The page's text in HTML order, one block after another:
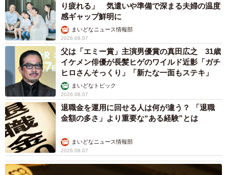
結婚前に確認すべきだった配偶者のお金の使い方。（提供画像）
結婚前に確認すべきだった配偶者のお金の使い方は、「貯
り疲れる」 気遣いや準備で深まる夫婦の温度
感ギャップ鮮明に
まいどなニュース情報部
2026.08.07
父は「エミー賞」主演男優賞の真田広之 31歳
イケメン俳優が長髪ヒゲのワイルド近影「ガチ
ヒロさんそっくり」「新たな一面もステキ」
まいどなトピック
2026.08.07
退職金を運用に回せる人は何が違う？ 「退職
金額の多さ」より重要な“ある経験”とは
まいどなニュース情報部
2026.08.07